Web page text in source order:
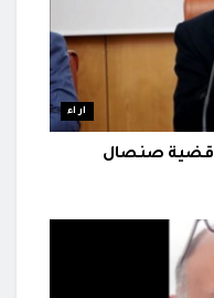
اراء
قضية صنصال